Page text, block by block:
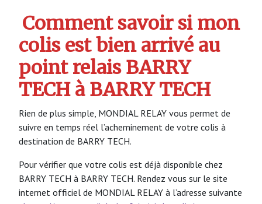
Comment savoir si mon
colis est bien arrivé au
point relais BARRY
TECH à BARRY TECH
Rien de plus simple, MONDIAL RELAY vous permet de
suivre en temps réel l’acheminement de votre colis à
destination de BARRY TECH.
Pour vérifier que votre colis est déjà disponible chez
BARRY TECH à BARRY TECH. Rendez vous sur le site
internet officiel de MONDIAL RELAY à l’adresse suivante